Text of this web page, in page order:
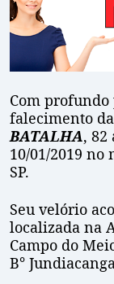
Com profundo
falecimento
BATALHA, 82
10/01/2019
SP.
Seu velório
localizada na
Campo do
B°